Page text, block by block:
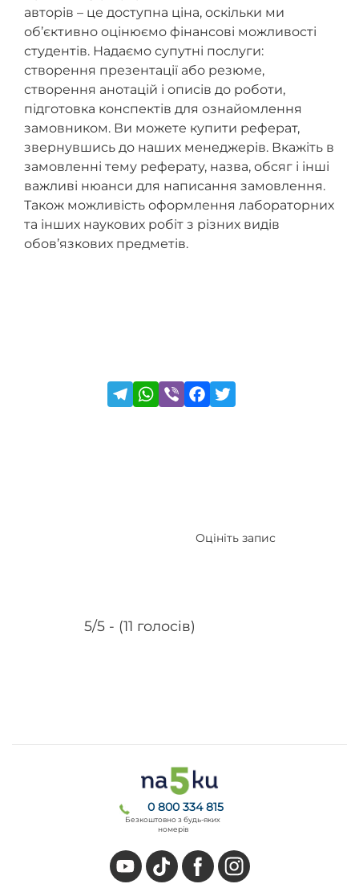
авторів – це доступна ціна, оскільки ми
об’єктивно оцінюємо фінансові можливості
студентів. Надаємо супутні послуги:
створення презентації або резюме,
створення анотацій і описів до роботи,
підготовка конспектів для ознайомлення
замовником. Ви можете купити реферат,
звернувшись до наших менеджерів. Вкажіть в
замовленні тему реферату, назва, обсяг і інші
важливі нюанси для написання замовлення.
Також можливість оформлення лабораторних
та інших наукових робіт з різних видів
обов’язкових предметів.
5/5 - (11 голосів)
Оцініть запис
0 800 334 815
Безкоштовно з будь-яких
номерів